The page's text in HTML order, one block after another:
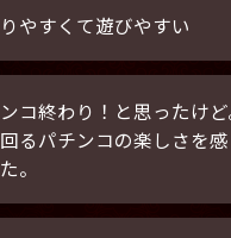
やすくて遊びやすい
コ終わり！と思ったけ
るパチンコの楽しさを
。